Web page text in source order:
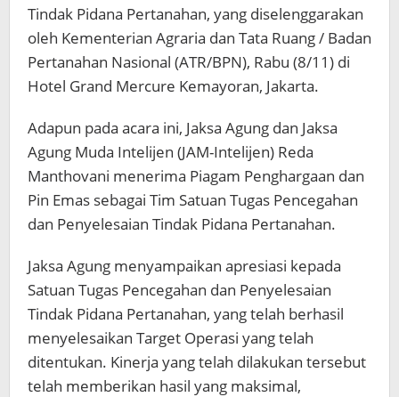
Tindak Pidana Pertanahan, yang diselenggarakan
oleh Kementerian Agraria dan Tata Ruang / Badan
Pertanahan Nasional (ATR/BPN), Rabu (8/11) di
Hotel Grand Mercure Kemayoran, Jakarta.
Adapun pada acara ini, Jaksa Agung dan Jaksa
Agung Muda Intelijen (JAM-Intelijen) Reda
Manthovani menerima Piagam Penghargaan dan
Pin Emas sebagai Tim Satuan Tugas Pencegahan
dan Penyelesaian Tindak Pidana Pertanahan.
Jaksa Agung menyampaikan apresiasi kepada
Satuan Tugas Pencegahan dan Penyelesaian
Tindak Pidana Pertanahan, yang telah berhasil
menyelesaikan Target Operasi yang telah
ditentukan. Kinerja yang telah dilakukan tersebut
telah memberikan hasil yang maksimal,